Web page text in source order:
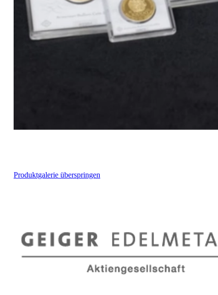
Produktgalerie überspringen